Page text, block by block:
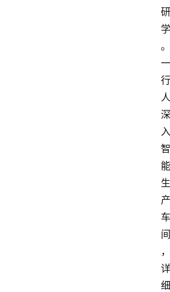
研
学
。
一
行
人
深
入
智
能
生
产
车
间
，
详
细